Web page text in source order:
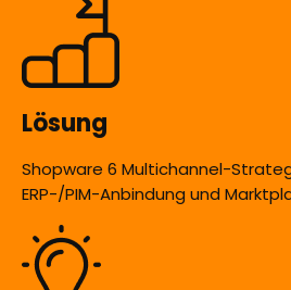
Lösung
Shopware 6 Multichannel-
ERP-/PIM-Anbindung und